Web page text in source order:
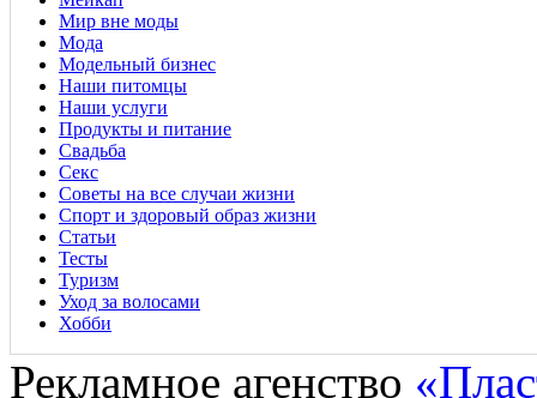
Мир вне моды
Мода
Модельный бизнес
Наши питомцы
Наши услуги
Продукты и питание
Свадьба
Секс
Советы на все случаи жизни
Спорт и здоровый образ жизни
Статьи
Тесты
Туризм
Уход за волосами
Хобби
Рекламное агенство